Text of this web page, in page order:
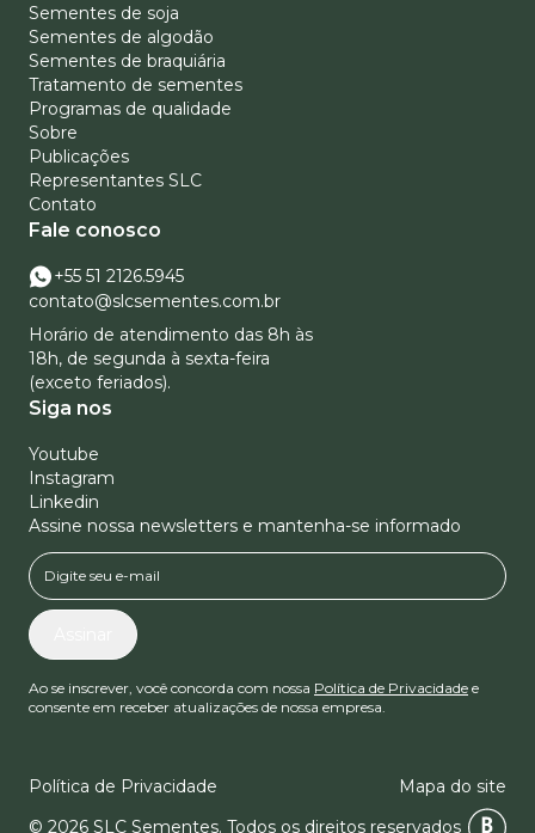
Sementes de soja
Sementes de algodão
Sementes de braquiária
Tratamento de sementes
Programas de qualidade
Sobre
Publicações
Representantes SLC
Contato
Fale conosco
+55 51 2126.5945
contato@slcsementes.com.br
Horário de atendimento das 8h às
18h, de segunda à sexta-feira
(exceto feriados).
Siga nos
Youtube
Instagram
Linkedin
Assine nossa newsletters e mantenha-se informado
Ao se inscrever, você concorda com nossa Política de Privacidade e
consente em receber atualizações de nossa empresa.
Política de Privacidade
Mapa do site
© 2026 SLC Sementes. Todos os direitos reservados